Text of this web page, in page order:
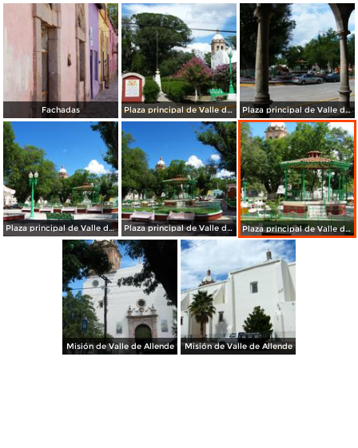
Fachadas Plaza principal de Valle de Allende Plaza principal de Valle de Allende desde los arcos
Plaza principal de Valle de Allende Plaza principal de Valle de Allende Plaza principal de Valle de Allende
Misión de Valle de Allende Misión de Valle de Allende